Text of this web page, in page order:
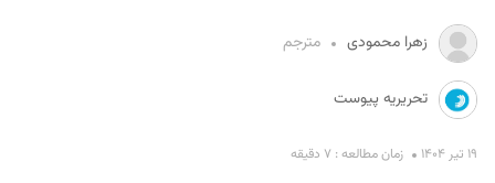
زهرا محمودی مترجم
تحریریه پیوست
۱۹ تیر ۱۴۰۴ زمان مطالعه : ۷ دقیقه